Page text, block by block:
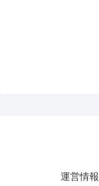
運営情報